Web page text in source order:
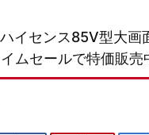
ハイセンス85V型大
ムセールで特価販売